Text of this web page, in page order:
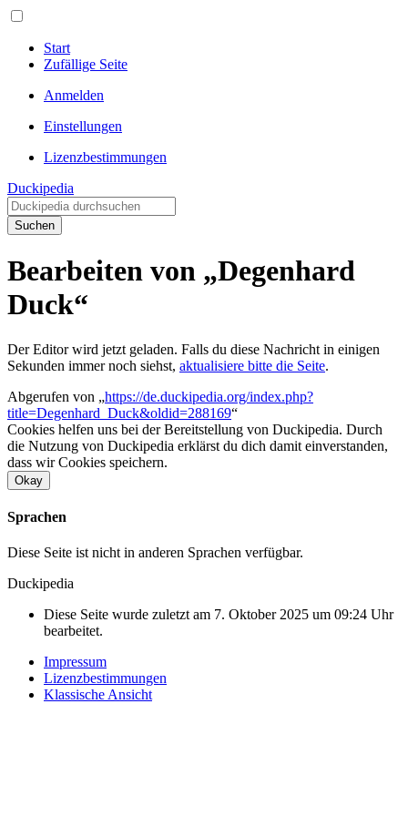
Start
Zufällige Seite
Anmelden
Einstellungen
Lizenzbestimmungen
Duckipedia
Suchen
Bearbeiten von „Degenhard
Duck“
Der Editor wird jetzt geladen. Falls du diese Nachricht in einigen
Sekunden immer noch siehst, aktualisiere bitte die Seite.
Abgerufen von „https://de.duckipedia.org/index.php?
title=Degenhard_Duck&oldid=288169“
Cookies helfen uns bei der Bereitstellung von Duckipedia. Durch
die Nutzung von Duckipedia erklärst du dich damit einverstanden,
dass wir Cookies speichern.
Okay
Sprachen
Diese Seite ist nicht in anderen Sprachen verfügbar.
Duckipedia
Diese Seite wurde zuletzt am 7. Oktober 2025 um 09:24 Uhr
bearbeitet.
Impressum
Lizenzbestimmungen
Klassische Ansicht